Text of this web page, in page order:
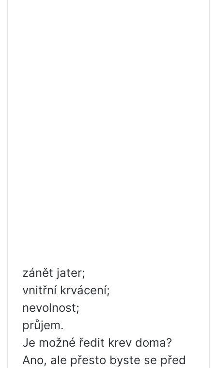
zánět jater;
vnitřní krvácení;
nevolnost;
průjem.
Je možné ředit krev doma?
Ano, ale přesto byste se před